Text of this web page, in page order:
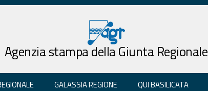
Agenzia stampa della Giunta Regionale
GALASSIA REGIONE QUI BASILICATA